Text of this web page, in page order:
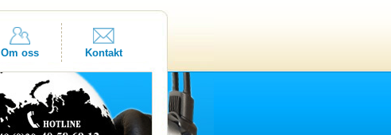
Om oss Kontakt